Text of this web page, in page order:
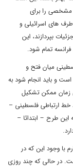
مشخصی را برای
های اسرائیلی و
بپردازند، این
تمام شود.
میان فتح و
و باید انجام شود به
زمان ممکن تشکیل
خط ارتباطی فلسطینی –
طرح – ابتدائا –
با وجود این که در
در حالی که چند روزی